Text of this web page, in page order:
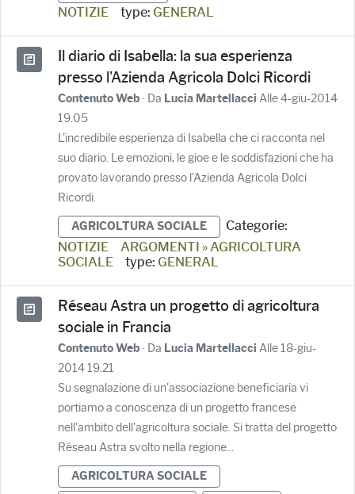
NOTIZIE
type: GENERAL
Il diario di Isabella: la sua esperienza
presso l'Azienda Agricola Dolci Ricordi
Contenuto Web · Da Lucia Martellacci Alle 4-giu-2014
19.05
L'incredibile esperienza di Isabella che ci racconta nel
suo diario. Le emozioni, le gioe e le soddisfazioni che ha
provato lavorando presso l'Azienda Agricola Dolci
Ricordi.
AGRICOLTURA SOCIALE
Categorie:
NOTIZIE
ARGOMENTI » AGRICOLTURA
SOCIALE
type: GENERAL
Réseau Astra un progetto di agricoltura
sociale in Francia
Contenuto Web · Da Lucia Martellacci Alle 18-giu-
2014 19.21
Su segnalazione di un'associazione beneficiaria vi
portiamo a conoscenza di un progetto francese
nell'ambito dell'agricoltura sociale. Si tratta del progetto
Réseau Astra svolto nella regione...
AGRICOLTURA SOCIALE